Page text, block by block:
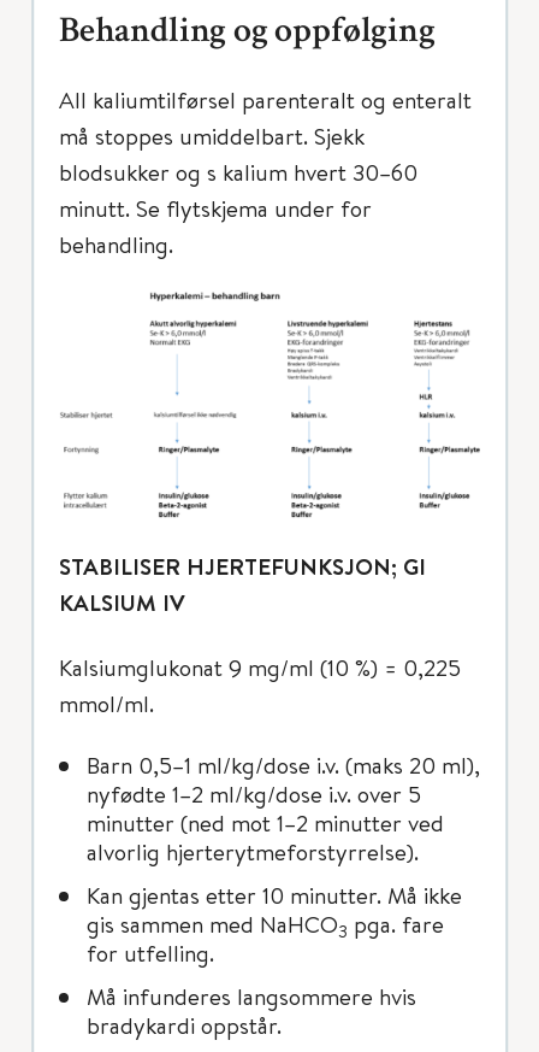
Behandling og oppfølging
All kaliumtilførsel parenteralt og enteralt
må stoppes umiddelbart. Sjekk
blodsukker og s kalium hvert 30–60
minutt. Se flytskjema under for
behandling.
STABILISER HJERTEFUNKSJON; GI
KALSIUM IV
Kalsiumglukonat 9 mg/ml (10 %) = 0,225
mmol/ml.
Barn 0,5–1 ml/kg/dose i.v. (maks 20 ml),
nyfødte 1–2 ml/kg/dose i.v. over 5
minutter (ned mot 1–2 minutter ved
alvorlig hjerterytmeforstyrrelse).
Kan gjentas etter 10 minutter. Må ikke
gis sammen med NaHCO3 pga. fare
for utfelling.
Må infunderes langsommere hvis
bradykardi oppstår.